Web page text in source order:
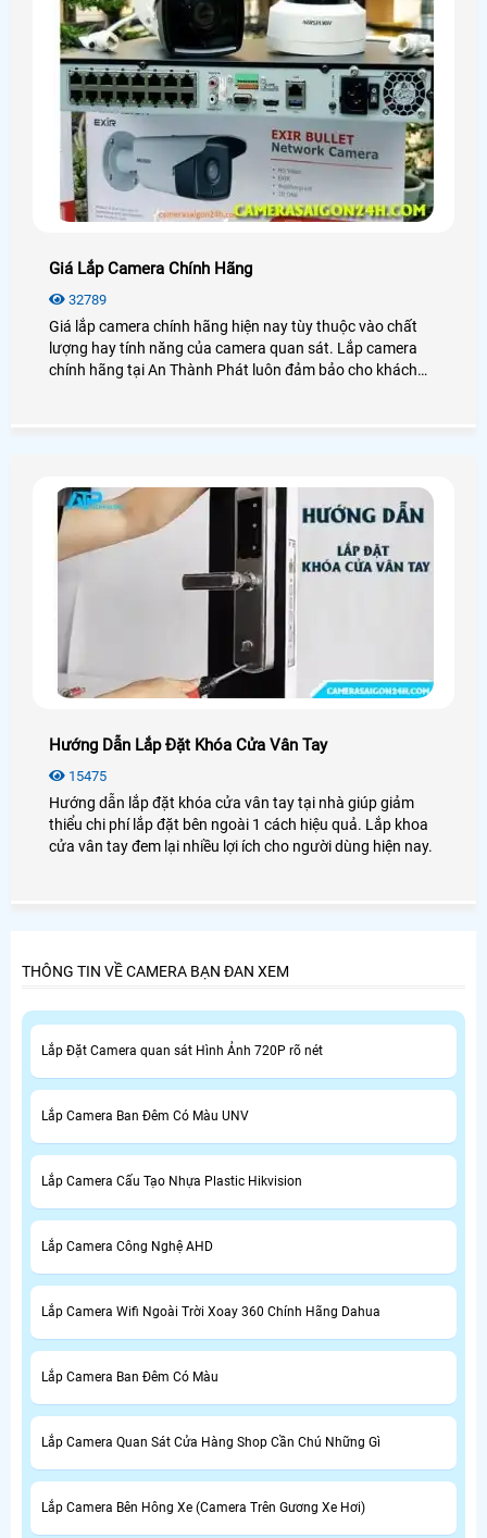
Giá Lắp Camera Chính Hãng
32789
Giá lắp camera chính hãng hiện nay tùy thuộc vào chất
lượng hay tính năng của camera quan sát. Lắp camera
chính hãng tại An Thành Phát luôn đảm bảo cho khách
Hướng Dẫn Lắp Đặt Khóa Cửa Vân Tay
15475
Hướng dẫn lắp đặt khóa cửa vân tay tại nhà giúp giảm
thiểu chi phí lắp đặt bên ngoài 1 cách hiệu quả. Lắp khoa
cửa vân tay đem lại nhiều lợi ích cho người dùng hiện nay.
THÔNG TIN VỀ CAMERA BẠN ĐAN XEM
Lắp Đặt Camera quan sát Hình Ảnh 720P rõ nét
Lắp Camera Ban Đêm Có Màu UNV
Lắp Camera Cấu Tạo Nhựa Plastic Hikvision
Lắp Camera Công Nghệ AHD
Lắp Camera Wifi Ngoài Trời Xoay 360 Chính Hãng Dahua
Lắp Camera Ban Đêm Có Màu
Lắp Camera Quan Sát Cửa Hàng Shop Cần Chú Những Gì
Lắp Camera Bên Hông Xe (Camera Trên Gương Xe Hơi)